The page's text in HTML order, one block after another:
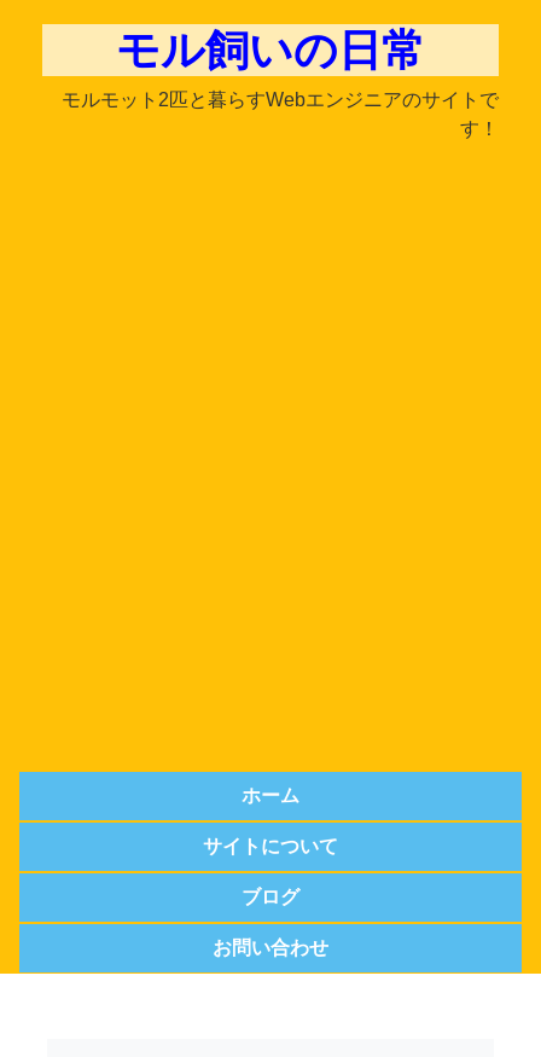
モル飼いの日常
モルモット2匹と暮らすWebエンジニアのサイトで
す！
ホーム
サイトについて
ブログ
お問い合わせ